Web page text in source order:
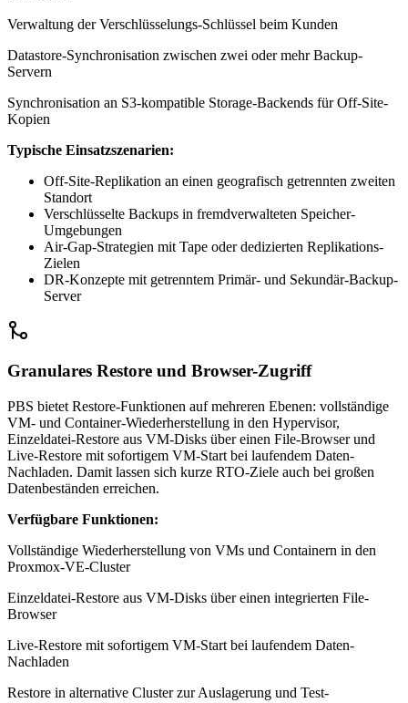
Verwaltung der Verschlüsselungs-Schlüssel beim Kunden
Datastore-Synchronisation zwischen zwei oder mehr Backup-
Servern
Synchronisation an S3-kompatible Storage-Backends für Off-Site-
Kopien
Typische Einsatzszenarien:
Off-Site-Replikation an einen geografisch getrennten zweiten
Standort
Verschlüsselte Backups in fremdverwalteten Speicher-
Umgebungen
Air-Gap-Strategien mit Tape oder dedizierten Replikations-
Zielen
DR-Konzepte mit getrenntem Primär- und Sekundär-Backup-
Server
Granulares Restore und Browser-Zugriff
PBS bietet Restore-Funktionen auf mehreren Ebenen: vollständige
VM- und Container-Wiederherstellung in den Hypervisor,
Einzeldatei-Restore aus VM-Disks über einen File-Browser und
Live-Restore mit sofortigem VM-Start bei laufendem Daten-
Nachladen. Damit lassen sich kurze RTO-Ziele auch bei großen
Datenbeständen erreichen.
Verfügbare Funktionen:
Vollständige Wiederherstellung von VMs und Containern in den
Proxmox-VE-Cluster
Einzeldatei-Restore aus VM-Disks über einen integrierten File-
Browser
Live-Restore mit sofortigem VM-Start bei laufendem Daten-
Nachladen
Restore in alternative Cluster zur Auslagerung und Test-